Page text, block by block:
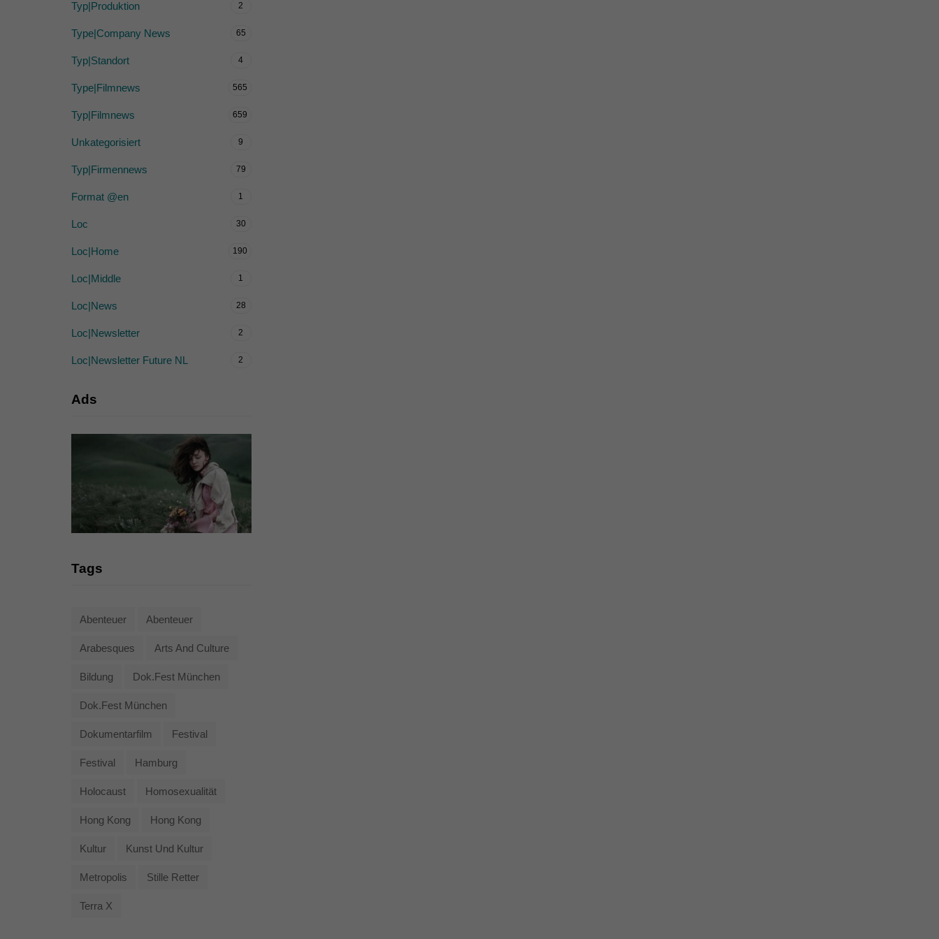
Typ|Produktion 2
Type|Company News 65
Typ|Standort 4
Type|Filmnews 565
Typ|Filmnews 659
Unkategorisiert 9
Typ|Firmennews 79
Format @en 1
Loc 30
Loc|Home 190
Loc|Middle 1
Loc|News 28
Loc|Newsletter 2
Loc|Newsletter Future NL 2
Ads
Tags
Abenteuer Abenteuer
Arabesques Arts And Culture
Bildung Dok.fest München
Dok.fest München
Dokumentarfilm Festival
Festival Hamburg
Holocaust Homosexualität
Hong Kong Hong Kong
Kultur Kunst Und Kultur
Metropolis Stille Retter
Terra X